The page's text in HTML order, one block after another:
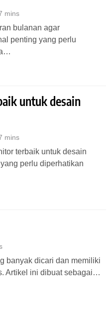
mins
bulanan agar
penting yang perlu
untuk desain
mins
terbaik untuk desain
perlu diperhatikan
banyak dicari dan memiliki
Artikel ini dibuat sebagai…